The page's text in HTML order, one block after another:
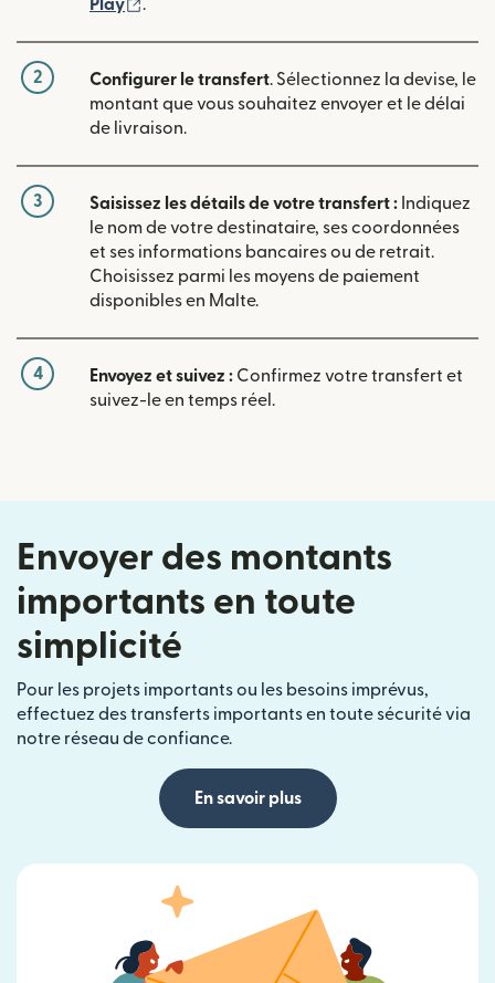
Play
.
2 Configurer le transfert. Sélectionnez la devise, le
montant que vous souhaitez envoyer et le délai
de livraison.
3 Saisissez les détails de votre transfert : Indiquez
le nom de votre destinataire, ses coordonnées
et ses informations bancaires ou de retrait.
Choisissez parmi les moyens de paiement
disponibles en Malte.
4 Envoyez et suivez : Confirmez votre transfert et
suivez-le en temps réel.
Envoyer des montants
importants en toute
simplicité
Pour les projets importants ou les besoins imprévus,
effectuez des transferts importants en toute sécurité via
notre réseau de confiance.
En savoir plus